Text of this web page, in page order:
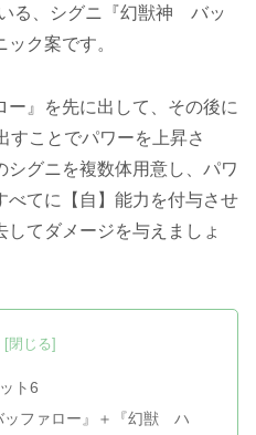
る、シグニ『幻獣神 バッ
ク案です。
』を先に出して、その後に
すことでパワーを上昇さ
グニを複数体用意し、パワ
べてに【自】能力を付与させ
てダメージを与えましょ
ト6
ファロー』＋『幻獣 ハ